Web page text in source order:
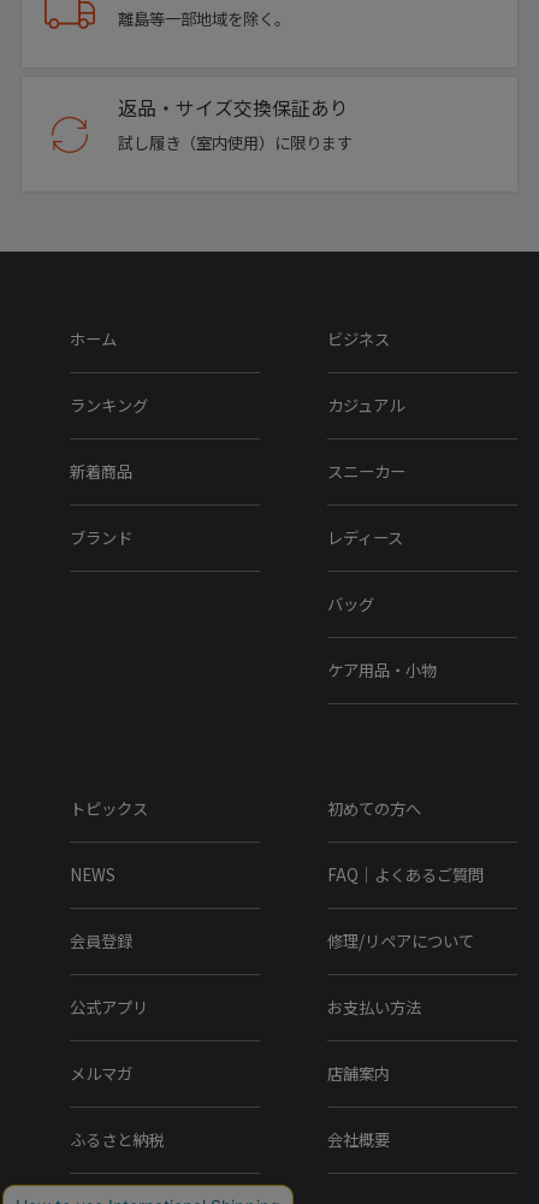
離島等一部地域を除く。
返品・サイズ交換保証あり
試し履き（室内使用）に限ります
ホーム
ランキング
新着商品
ブランド
ビジネス
カジュアル
スニーカー
レディース
バッグ
ケア用品・小物
トピックス
NEWS
会員登録
公式アプリ
メルマガ
ふるさと納税
初めての方へ
FAQ｜よくあるご質問
修理/リペアについて
お支払い方法
店舗案内
会社概要